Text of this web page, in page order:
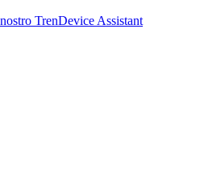
TrenDevice Assistant